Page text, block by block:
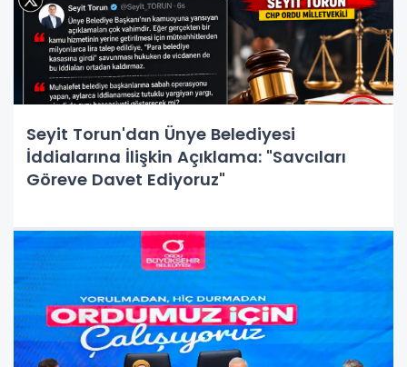
Seyit Torun'dan Ünye Belediyesi
İddialarına İlişkin Açıklama: "Savcıları
Göreve Davet Ediyoruz"